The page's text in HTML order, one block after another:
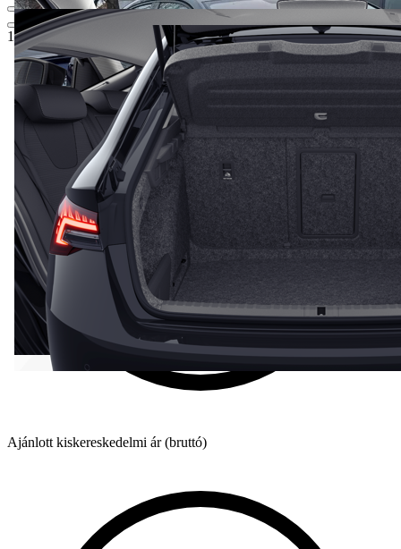
11 489 000 Ft
Ajánlott kiskereskedelmi ár (bruttó)